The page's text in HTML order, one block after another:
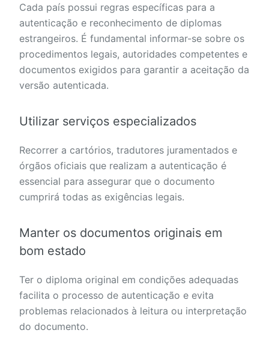
Cada país possui regras específicas para a
autenticação e reconhecimento de diplomas
estrangeiros. É fundamental informar-se sobre os
procedimentos legais, autoridades competentes e
documentos exigidos para garantir a aceitação da
versão autenticada.
Utilizar serviços especializados
Recorrer a cartórios, tradutores juramentados e
órgãos oficiais que realizam a autenticação é
essencial para assegurar que o documento
cumprirá todas as exigências legais.
Manter os documentos originais em
bom estado
Ter o diploma original em condições adequadas
facilita o processo de autenticação e evita
problemas relacionados à leitura ou interpretação
do documento.